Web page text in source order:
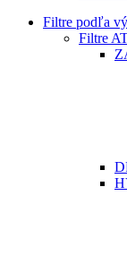
Filtre podľa
Filtre